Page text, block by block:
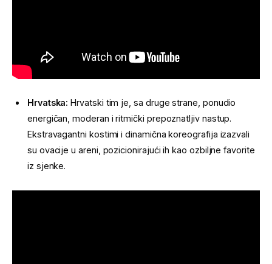
Hrvatska: Hrvatski tim je, sa druge strane, ponudio
energičan, moderan i ritmički prepoznatljiv nastup.
Ekstravagantni kostimi i dinamična koreografija izazvali
su ovacije u areni, pozicionirajući ih kao ozbiljne favorite
iz sjenke.